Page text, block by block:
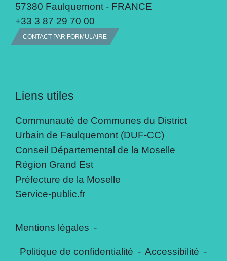
57380 Faulquemont - FRANCE
+33 3 87 29 70 00
CONTACT PAR FORMULAIRE
Liens utiles
Communauté de Communes du District
Urbain de Faulquemont (DUF-CC)
Conseil Départemental de la Moselle
Région Grand Est
Préfecture de la Moselle
Service-public.fr
Mentions légales -
Politique de confidentialité - Accessibilité -